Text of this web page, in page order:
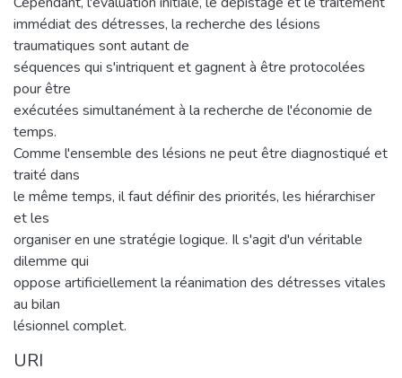
immédiat des détresses, la recherche des lésions
traumatiques sont autant de
séquences qui s'intriquent et gagnent à être protocolées
pour être
exécutées simultanément à la recherche de l'économie de
temps.
Comme l'ensemble des lésions ne peut être diagnostiqué et
traité dans
le même temps, il faut définir des priorités, les hiérarchiser
et les
organiser en une stratégie logique. Il s'agit d'un véritable
dilemme qui
oppose artificiellement la réanimation des détresses vitales
au bilan
lésionnel complet.
URI